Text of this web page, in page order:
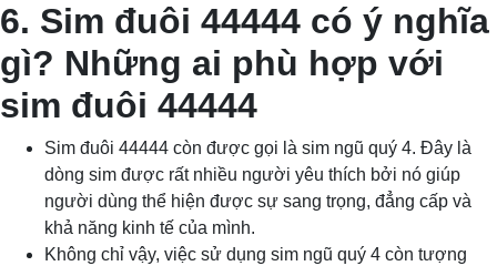
6. Sim đuôi 44444 có ý nghĩa
gì? Những ai phù hợp với
sim đuôi 44444
Sim đuôi 44444 còn được gọi là sim ngũ quý 4. Đây là
dòng sim được rất nhiều người yêu thích bởi nó giúp
người dùng thể hiện được sự sang trọng, đẳng cấp và
khả năng kinh tế của mình.
Không chỉ vậy, việc sử dụng sim ngũ quý 4 còn tượng